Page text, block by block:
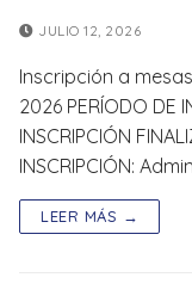
JULIO 12, 2026
Inscripción a
2026 PERÍODO DE
INSCRIPCIÓN
INSCRIPCIÓN:
LEER MÁS →